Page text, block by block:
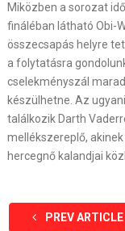
Miközben a sorozat
fináléban látható Obi-
összecsapás helyre
a folytatásra
cselekményszál
készülhetne. Az
találkozik Darth
mellékszereplő,
hercegnő kalandjai
PREV ARTICLE